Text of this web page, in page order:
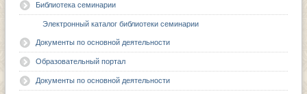
Библиотека семинарии
Электронный каталог библиотеки семинарии
Документы по основной деятельности
Образовательный портал
Документы по основной деятельности